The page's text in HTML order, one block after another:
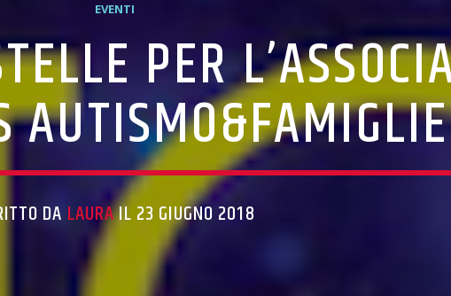
EVENTI
PER
AUTISMO&FAMIGLIE
DA LAURAIL 23 GIUGNO 2018